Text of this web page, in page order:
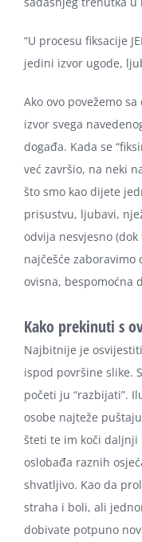
“U procesu fiksacije
jedini izvor ugode,
Ako ovo povežemo
izvor svega
događa. Kada se
već završio, na neki
što smo kao dijete
prisustvu, ljubavi,
odvija nesvjesno
najčešće
ovisna, bespomoćna
Kako prekinuti s
Najbitnije je
ispod površine slike.
početi ju “razbijati”.
osobe najteže
šteti te im koči daljnji
oslobađa raznih
shvatljivo. Kao da
straha i boli, ali
dobivate potpuno